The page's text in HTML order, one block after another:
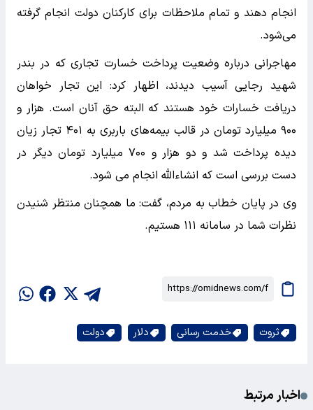
انجام دهند و تمام ملاحظات برای کارکنان دولت انجام گرفته
می‌شود.
مهاجرانی درباره وضعیت پرداخت خسارت تجاری که در بندر
شهید رجایی آسیب دیدند، اظهار کرد: این تجار خواهان
دریافت خسارات خود هستند که البته حق آنان است. هزار و
۹۰۰ میلیارد تومان در قالب بیمه‌های باربری به ۴۰۱ تجار زیان
دیده پرداخت شد و دو هزار و ۷۰۰ میلیارد تومان دیگر در
دست بررسی است که انشاءالله انجام می شود.
وی در پایان خطاب به مردم، گفت: ما همچنان منتظر شنیدن
نظرات شما در سامانه ۱۱۱ هستیم.
ثروت خدمت رسانی دلار دولت
اخبار مرتبط